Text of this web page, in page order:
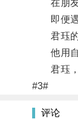
在朋友
即便遇
君珏的
他用自
君珏，
#3#
评论